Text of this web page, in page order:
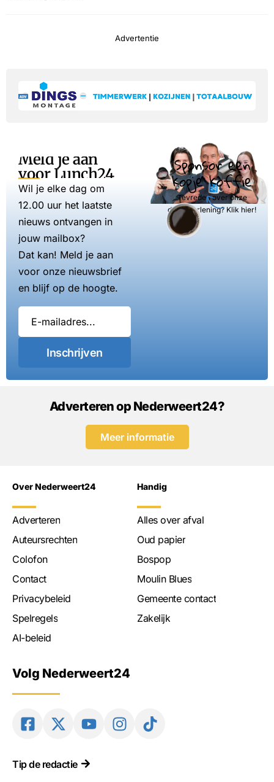
Advertentie
Meld je aan
voor Lunch24
Wil je elke dag om
12.00 uur het laatste
nieuws ontvangen in
jouw mailbox?
Dat kan! Meld je aan
voor onze nieuwsbrief
en blijf op de hoogte.
Inschrijven
Sponsor een
kopje koffie
Tevreden over onze
dienstverlening? Klik hier!
Adverteren op Nederweert24?
Meer informatie
Over Nederweert24
Adverteren
Auteursrechten
Colofon
Contact
Privacybeleid
Spelregels
AI-beleid
Handig
Alles over afval
Oud papier
Bospop
Moulin Blues
Gemeente contact
Zakelijk
Volg Nederweert24
Tip de redactie